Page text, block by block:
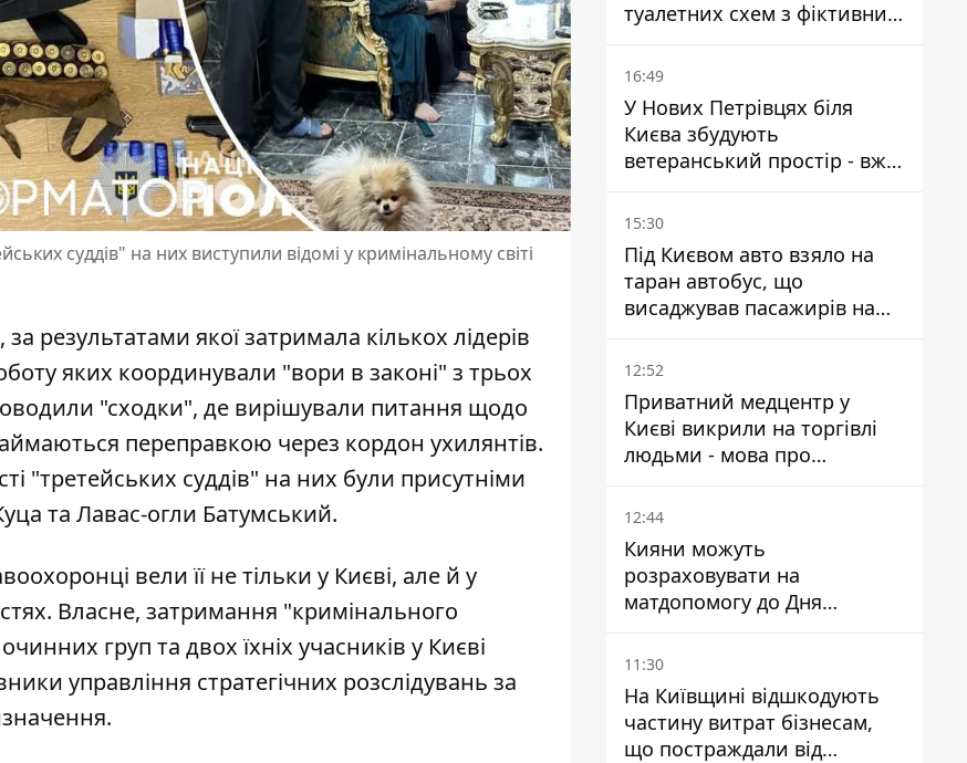
суддів" на них виступили відомі у кримінальному світі
результатами якої затримала кількох лідерів
яких координували "вори в законі" з трьох
"сходки", де вирішували питання щодо
переправкою через кордон ухилянтів.
"третейських суддів" на них були присутніми
та Лавас-огли Батумський.
вели її не тільки у Києві, але й у
Власне, затримання "кримінального
груп та двох їхніх учасників у Києві
управління стратегічних розслідувань за
туалетних схем з фіктивним
будинком
16:49
У Нових Петрівцях біля
Києва збудують
ветеранський простір - вже
знайшли проєктанта
15:30
Під Києвом авто взяло на
таран автобус, що
висаджував пасажирів на
зупинці - пасажирка в
лікарні
12:52
Приватний медцентр у
Києві викрили на торгівлі
людьми - мова про
сурогатне материнство
12:44
Кияни можуть
розраховувати на
матдопомогу до Дня
незалежності - кому її
дадуть
11:30
На Київщині відшкодують
частину витрат бізнесам,
що постраждали від